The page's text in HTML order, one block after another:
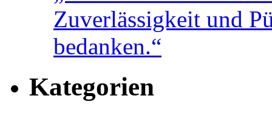
Zuverlässigkeit und
bedanken.“
Kategorien